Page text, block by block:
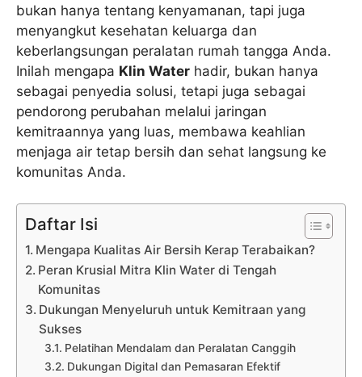
bukan hanya tentang kenyamanan, tapi juga
menyangkut kesehatan keluarga dan
keberlangsungan peralatan rumah tangga Anda.
Inilah mengapa Klin Water hadir, bukan hanya
sebagai penyedia solusi, tetapi juga sebagai
pendorong perubahan melalui jaringan
kemitraannya yang luas, membawa keahlian
menjaga air tetap bersih dan sehat langsung ke
komunitas Anda.
Daftar Isi
Mengapa Kualitas Air Bersih Kerap Terabaikan?
Peran Krusial Mitra Klin Water di Tengah
Komunitas
Dukungan Menyeluruh untuk Kemitraan yang
Sukses
Pelatihan Mendalam dan Peralatan Canggih
Dukungan Digital dan Pemasaran Efektif